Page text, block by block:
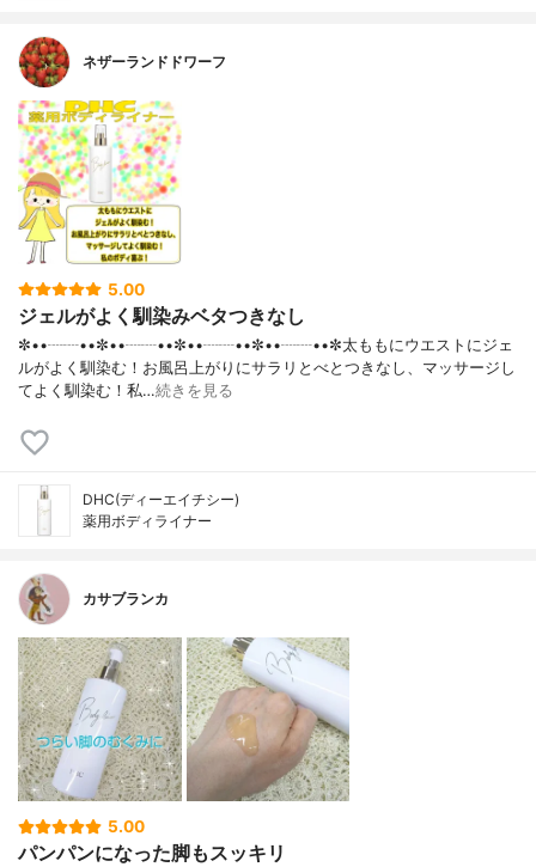
ネザーランドドワーフ
5.00
ジェルがよく馴染みベタつきなし
✼••┈┈••✼••┈┈••✼••┈┈••✼••┈┈••✼太ももにウエストにジェ
ルがよく馴染む！お風呂上がりにサラリとべとつきなし、マッサージし
てよく馴染む！私…続きを見る
DHC(ディーエイチシー)
薬用ボディライナー
カサブランカ
5.00
パンパンになった脚もスッキリ